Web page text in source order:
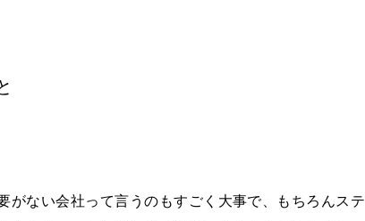
がない会社って言うのもすごく大事で、もちろんス